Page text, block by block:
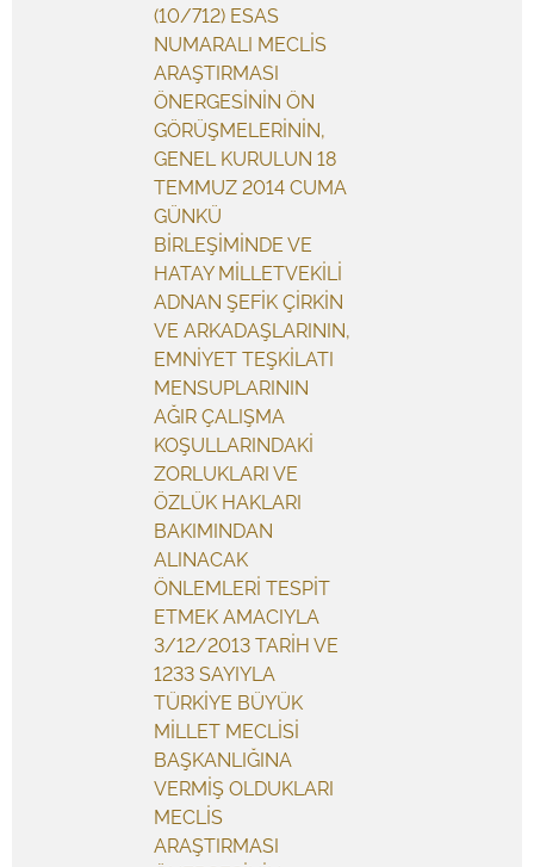
(10/712) ESAS
NUMARALI MECLİS
ARAŞTIRMASI
ÖNERGESİNİN ÖN
GÖRÜŞMELERİNİN,
GENEL KURULUN 18
TEMMUZ 2014 CUMA
GÜNKÜ
BİRLEŞİMİNDE VE
HATAY MİLLETVEKİLİ
ADNAN ŞEFİK ÇİRKİN
VE ARKADAŞLARININ,
EMNİYET TEŞKİLATI
MENSUPLARININ
AĞIR ÇALIŞMA
KOŞULLARINDAKİ
ZORLUKLARI VE
ÖZLÜK HAKLARI
BAKIMINDAN
ALINACAK
ÖNLEMLERİ TESPİT
ETMEK AMACIYLA
3/12/2013 TARİH VE
1233 SAYIYLA
TÜRKİYE BÜYÜK
MİLLET MECLİSİ
BAŞKANLIĞINA
VERMİŞ OLDUKLARI
MECLİS
ARAŞTIRMASI